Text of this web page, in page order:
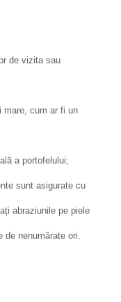
de vizita sau
mare, cum ar fi un
a portofelului;
sunt asigurate cu
abraziunile pe piele
nenumărate ori.